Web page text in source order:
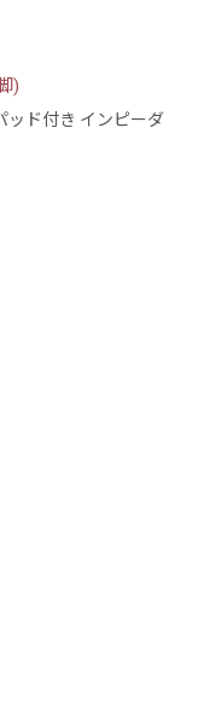
)
ッド付き インピーダ